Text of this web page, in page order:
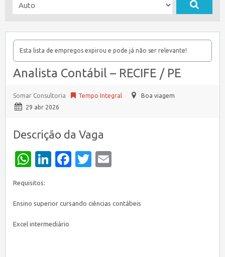
Esta lista de empregos expirou e pode já não ser relevante!
Analista Contábil – RECIFE / PE
Somar Consultoria Tempo Integral
Boa viagem
29 abr 2026
Descrição da Vaga
WhatsApp
LinkedIn
Facebook
Twitter
Requisitos:
Ensino superior cursando ciências contábeis
Excel intermediário